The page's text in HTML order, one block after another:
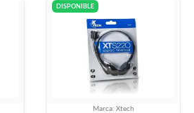
DISPONIBLE
Marca: Xtech